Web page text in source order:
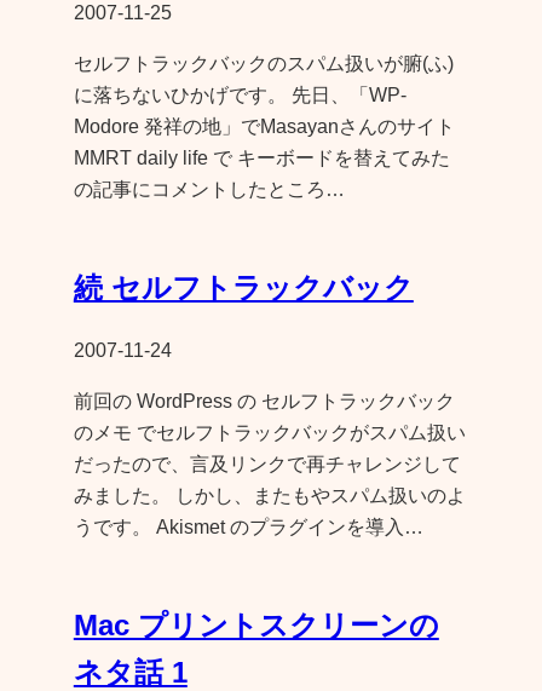
2007-11-25
セルフトラックバックのスパム扱いが腑(ふ)
に落ちないひかげです。 先日、「WP-
Modore 発祥の地」でMasayanさんのサイト
MMRT daily life で キーボードを替えてみた
の記事にコメントしたところ…
続 セルフトラックバック
2007-11-24
前回の WordPress の セルフトラックバック
のメモ でセルフトラックバックがスパム扱い
だったので、言及リンクで再チャレンジして
みました。 しかし、またもやスパム扱いのよ
うです。 Akismet のプラグインを導入…
Mac プリントスクリーンの
ネタ話 1